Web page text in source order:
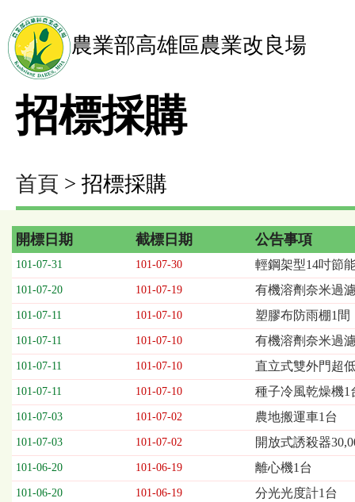
農業部高雄區農業改良場
招標採購
首頁 > 招標採購
招
標
採
購
列
表，
欄
位
依
序
開
標
期、
開標日期 截標日期 公告事項
101-07-31 101-07-30 輕鋼架型14吋節
101-07-20 101-07-19 有機溶劑奈米過
101-07-11 101-07-10 塑膠布防雨棚1間
101-07-11 101-07-10 有機溶劑奈米過
101-07-11 101-07-10 直立式雙外門超
101-07-11 101-07-10 種子冷風乾燥機1
101-07-03 101-07-02 農地搬運車1台
101-07-03 101-07-02 開放式誘殺器
101-06-20 101-06-19 離心機1台
101-06-20 101-06-19 分光光度計1台